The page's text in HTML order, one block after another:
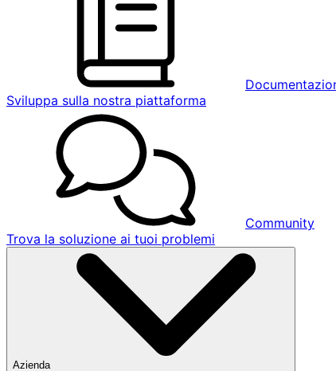
Sviluppa sulla nostra piattaforma
Community
Trova la soluzione ai tuoi problemi
Azienda